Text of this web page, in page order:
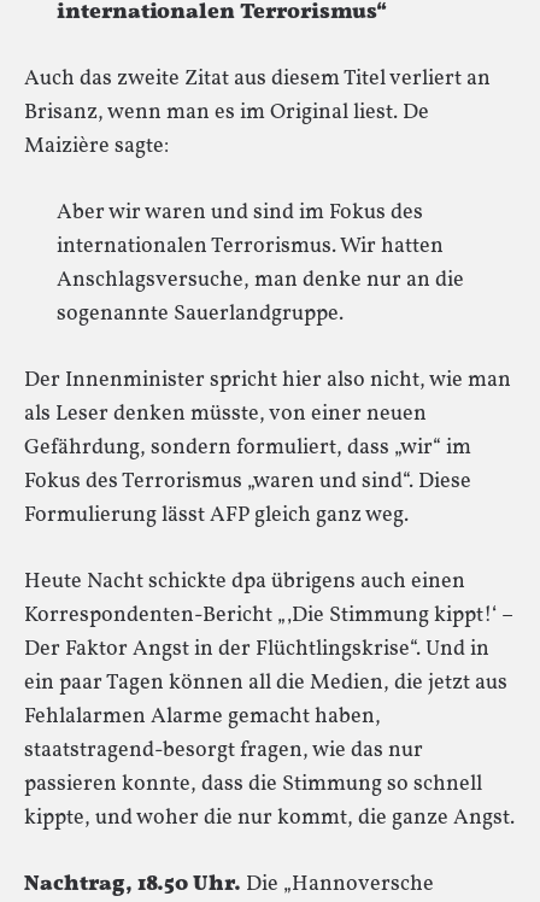
internationalen Terrorismus“
Auch das zweite Zitat aus diesem Titel verliert an
Brisanz, wenn man es im Original liest. De
Maizière sagte:
Aber wir waren und sind im Fokus des
internationalen Terrorismus. Wir hatten
Anschlagsversuche, man denke nur an die
sogenannte Sauerlandgruppe.
Der Innenminister spricht hier also nicht, wie man
als Leser denken müsste, von einer neuen
Gefährdung, sondern formuliert, dass „wir“ im
Fokus des Terrorismus „waren und sind“. Diese
Formulierung lässt AFP gleich ganz weg.
Heute Nacht schickte dpa übrigens auch einen
Korrespondenten-Bericht „‚Die Stimmung kippt!‘ –
Der Faktor Angst in der Flüchtlingskrise“. Und in
ein paar Tagen können all die Medien, die jetzt aus
Fehlalarmen Alarme gemacht haben,
staatstragend-besorgt fragen, wie das nur
passieren konnte, dass die Stimmung so schnell
kippte, und woher die nur kommt, die ganze Angst.
Nachtrag, 18.50 Uhr. Die „Hannoversche